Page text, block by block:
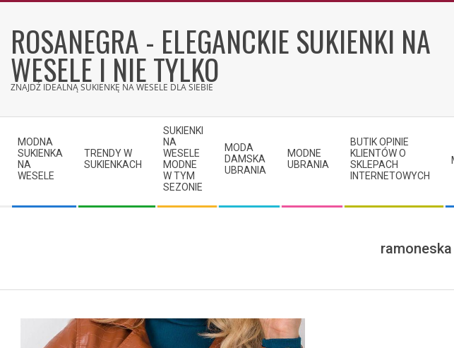
contentROSANEGRA - ELEGANCKIE SUKIENKI NA
WESELE I NIE TYLKO
ZNAJDŹ IDEALNĄ SUKIENKĘ NA WESELE DLA SIEBIE
Navigation
Menu
MODNA
SUKIENKA
NA
WESELE
TRENDY W
SUKIENKACH
SUKIENKI
NA
WESELE
MODNE
W TYM
SEZONIE
MODA
DAMSKA
UBRANIA
MODNE
UBRANIA
BUTIK OPINIE
KLIENTÓW O
SKLEPACH
INTERNETOWYCH